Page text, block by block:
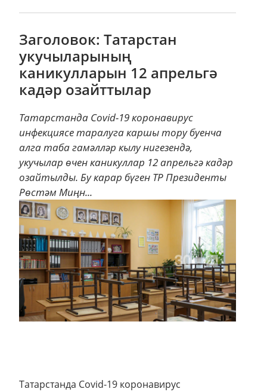
Заголовок: Татарстан
укучыларының
каникулларын 12 апрельгә
кадәр озайттылар
Татарстанда Соvid-19 коронавирус
инфекциясе таралуга каршы тору буенча
алга таба гамәлләр кылу нигезендә,
укучылар өчен каникуллар 12 апрельгә кадәр
озайтылды. Бу карар бүген ТР Президенты
Рөстәм Миңн...
Татарстанда Соvid-19 коронавирус